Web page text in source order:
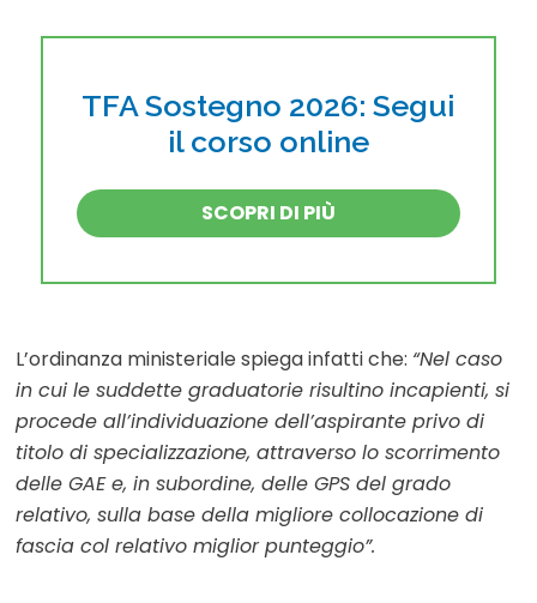
TFA Sostegno 2026: Segui
il corso online
SCOPRI DI PIÙ
L’ordinanza ministeriale spiega infatti che: “Nel caso
in cui le suddette graduatorie risultino incapienti, si
procede all’individuazione dell’aspirante privo di
titolo di specializzazione, attraverso lo scorrimento
delle GAE e, in subordine, delle GPS del grado
relativo, sulla base della migliore collocazione di
fascia col relativo miglior punteggio”.